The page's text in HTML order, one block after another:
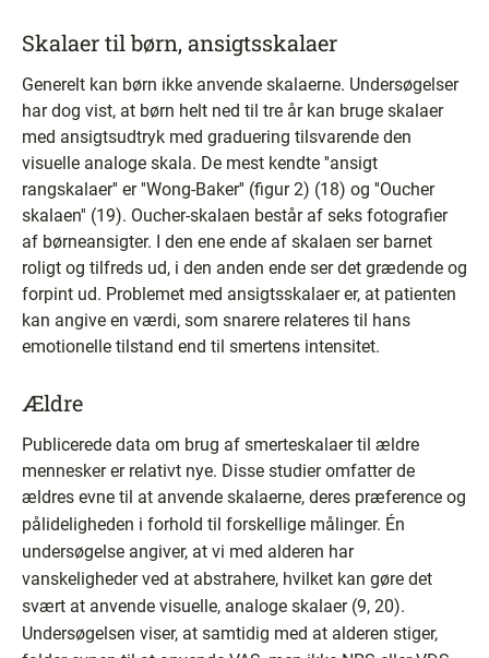
Skalaer til børn, ansigtsskalaer
Generelt kan børn ikke anvende skalaerne. Undersøgelser
har dog vist, at børn helt ned til tre år kan bruge skalaer
med ansigtsudtryk med graduering tilsvarende den
visuelle analoge skala. De mest kendte ''ansigt
rangskalaer'' er ''Wong-Baker'' (figur 2) (18) og ''Oucher
skalaen'' (19). Oucher-skalaen består af seks fotografier
af børneansigter. I den ene ende af skalaen ser barnet
roligt og tilfreds ud, i den anden ende ser det grædende og
forpint ud. Problemet med ansigtsskalaer er, at patienten
kan angive en værdi, som snarere relateres til hans
emotionelle tilstand end til smertens intensitet.
Ældre
Publicerede data om brug af smerteskalaer til ældre
mennesker er relativt nye. Disse studier omfatter de
ældres evne til at anvende skalaerne, deres præference og
pålideligheden i forhold til forskellige målinger. Én
undersøgelse angiver, at vi med alderen har
vanskeligheder ved at abstrahere, hvilket kan gøre det
svært at anvende visuelle, analoge skalaer (9, 20).
Undersøgelsen viser, at samtidig med at alderen stiger,